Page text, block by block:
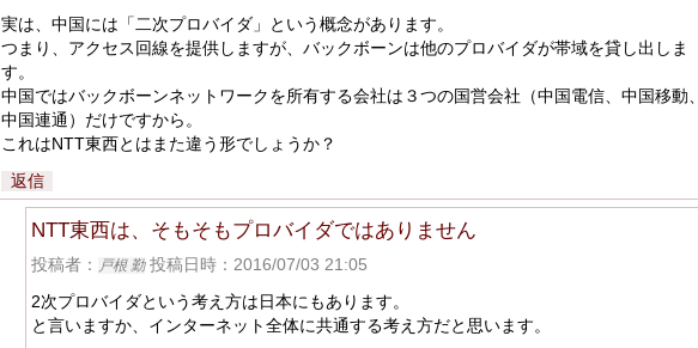
実は、中国には「二次プロバイダ」という概念があります。
つまり、アクセス回線を提供しますが、バックボーンは他のプロバイダが帯域を貸し出しま
す。
中国ではバックボーンネットワークを所有する会社は３つの国営会社（中国電信、中国移動、
中国連通）だけですから。
これはNTT東西とはまた違う形でしょうか？
返信
NTT東西は、そもそもプロバイダではありません
投稿者： 戸根 勤投稿日時：2016/07/03 21:05
2次プロバイダという考え方は日本にもあります。
と言いますか、インターネット全体に共通する考え方だと思います。